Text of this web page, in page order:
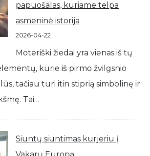
papuošalas, kuriame telpa
asmeninė istorija
2026-04-22
Moteriški žiedai yra vienas iš tų
kurie iš pirmo žvilgsnio
tačiau turi itin stiprią simbolinę ir
Tai…
Siuntų siuntimas kurjeriu į